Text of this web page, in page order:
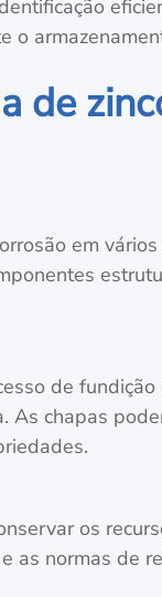
o
de
em
de
As chapas
os
as normas de